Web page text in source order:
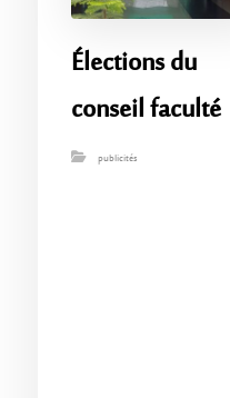
Élections du
conseil faculté
publicités